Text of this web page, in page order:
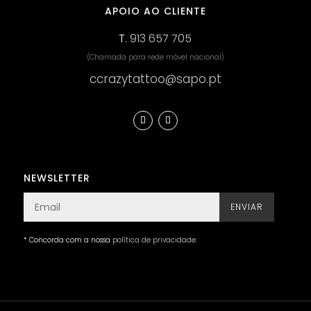
APOIO AO CLIENTE
T.913 657 705
(Chamada para rede móvel nacional)
ccrazytattoo@sapo.pt
NEWSLETTER
ENVIAR
* Concorda com a nossa política de privacidade.